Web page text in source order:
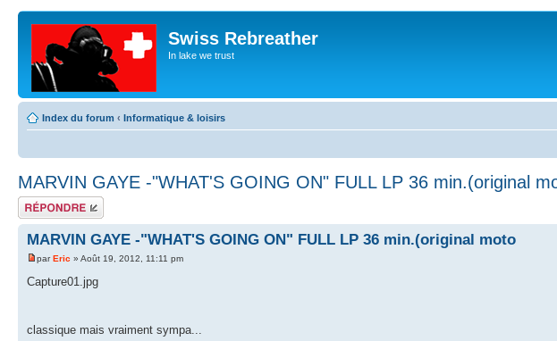
Swiss Rebreather
In lake we trust
Index du forum ‹ Informatique & loisirs
MARVIN GAYE -"WHAT'S GOING ON" FULL LP 36 min.(original
Répondre
MARVIN GAYE -"WHAT'S GOING ON" FULL LP 36 min.(original moto
parEric » Août 19, 2012, 11:11 pm
Capture01.jpg
classique mais vraiment sympa...